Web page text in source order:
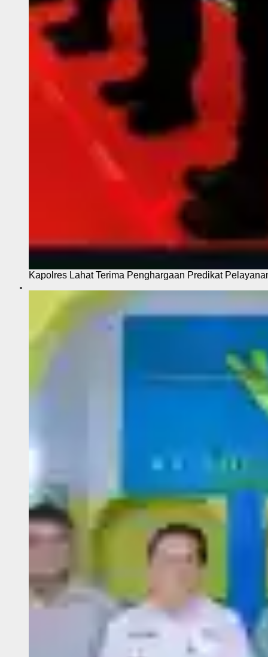
Kapolres Lahat Terima Penghargaan Predikat